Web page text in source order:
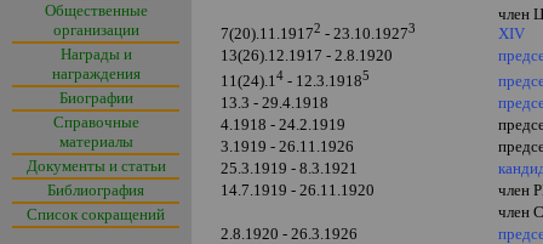
Общественные
организации
Награды и
награждения
Биографии
Справочные
материалы
Документы и статьи
Библиография
Список сокращений
7(20).11.19172 - 23.10.19273
член
XIV
13(26).12.1917 - 2.8.1920
11(24).14 - 12.3.19185
13.3 - 29.4.1918
4.1918 - 24.2.1919
3.1919 - 26.11.1926
25.3.1919 - 8.3.1921
14.7.1919 - 26.11.1920
член
член
2.8.1920 - 26.3.1926